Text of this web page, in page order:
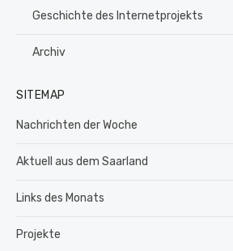
Geschichte des Internetprojekts
Archiv
SITEMAP
Nachrichten der Woche
Aktuell aus dem Saarland
Links des Monats
Projekte